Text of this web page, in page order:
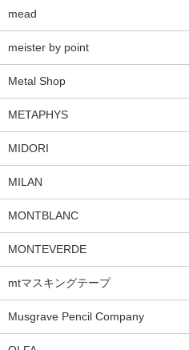
mead
meister by point
Metal Shop
METAPHYS
MIDORI
MILAN
MONTBLANC
MONTEVERDE
mtマスキングテープ
Musgrave Pencil Company